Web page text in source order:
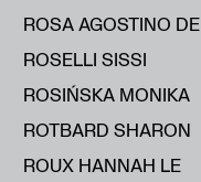
ROSA AGOSTINO DE
ROSELLI SISSI
ROSIŃSKA MONIKA
ROTBARD SHARON
ROUX HANNAH LE